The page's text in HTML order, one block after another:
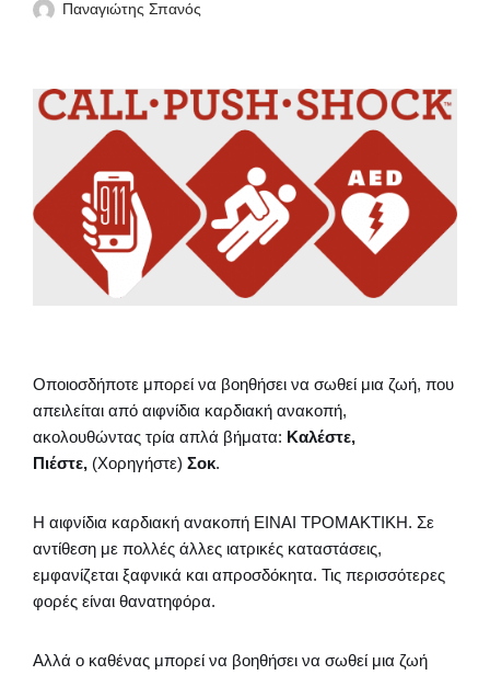
Παναγιώτης Σπανός
Οποιοσδήποτε μπορεί να βοηθήσει να σωθεί μια ζωή, που
απειλείται από αιφνίδια καρδιακή ανακοπή,
ακολουθώντας τρία απλά βήματα: Καλέστε,
Πιέστε, (Χορηγήστε) Σοκ.
Η αιφνίδια καρδιακή ανακοπή ΕΙΝΑΙ ΤΡΟΜΑΚΤΙΚΗ. Σε
αντίθεση με πολλές άλλες ιατρικές καταστάσεις,
εμφανίζεται ξαφνικά και απροσδόκητα. Τις περισσότερες
φορές είναι θανατηφόρα.
Αλλά ο καθένας μπορεί να βοηθήσει να σωθεί μια ζωή